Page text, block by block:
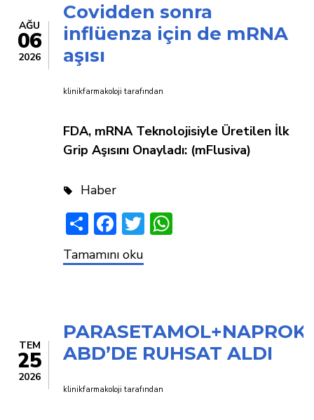
AĞU
06
2026
Covidden sonra
inflüenza için de mRNA
aşısı
klinikfarmakoloji tarafından
FDA, mRNA Teknolojisiyle Üretilen İlk
Grip Aşısını Onayladı: (mFlusiva)
Haber
ShareFacebook
Twitter
Covidden
sonra
aşısı
Tamamını oku
TEM
25
2026
ABD’DE RUHSAT ALDI
klinikfarmakoloji tarafından